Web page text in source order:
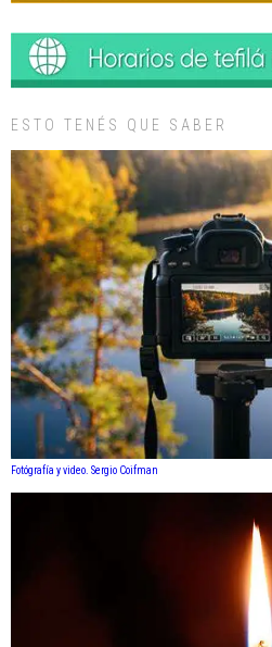
ESTO TENÉS QUE SABER
Fotógrafía y video. Sergio Coifman